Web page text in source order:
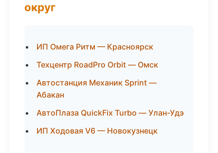
округ
ИП Омега Ритм — Красноярск
Техцентр RoadPro Orbit — Омск
Автостанция Механик Sprint —
Абакан
АвтоПлаза QuickFix Turbo — Улан-Удэ
ИП Ходовая V6 — Новокузнецк